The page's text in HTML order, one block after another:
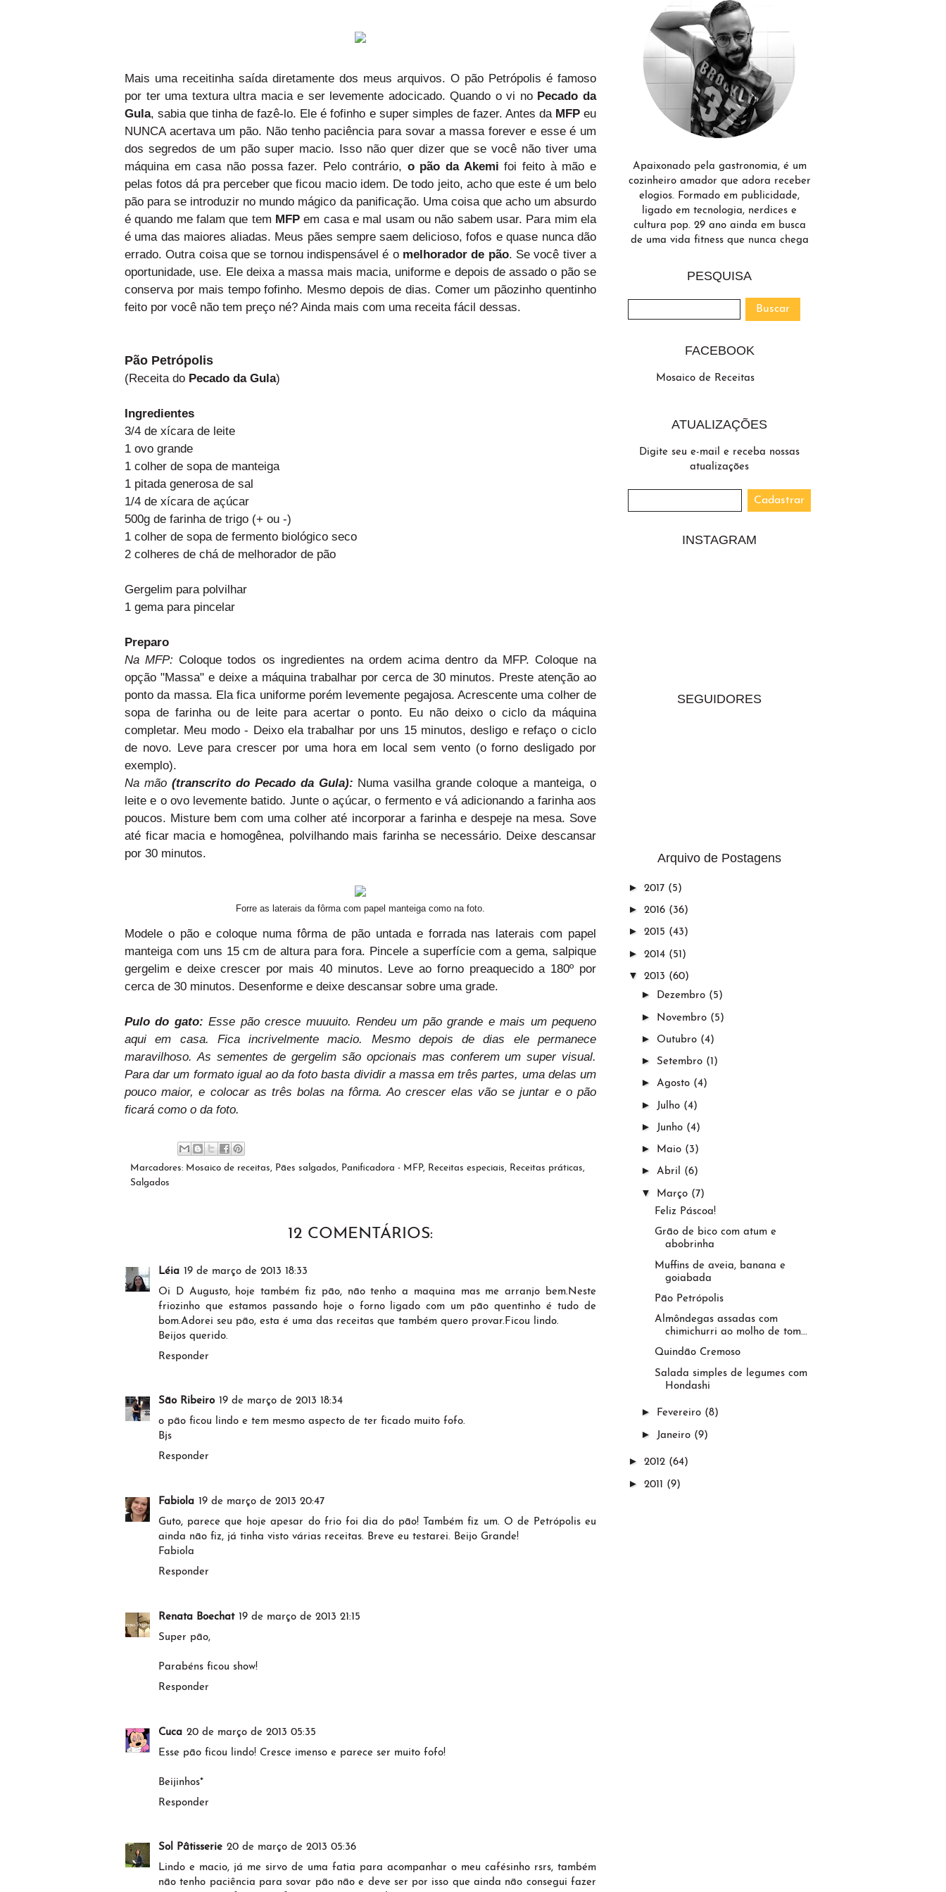
Mais uma receitinha saída diretamente dos meus arquivos. O pão Petrópolis é famoso
por ter uma textura ultra macia e ser levemente adocicado. Quando o vi no Pecado da
Gula , sabia que tinha de fazê-lo. Ele é fofinho e super simples de fazer. Antes da MFPeu
NUNCA acertava um pão. Não tenho paciência para sovar a massa forever e esse é um
dos segredos de um pão super macio. Isso não quer dizer que se você não tiver uma
máquina em casa não possa fazer. Pelo contrário, o pão da Akemi foi feito à mão e
pelas fotos dá pra perceber que ficou macio idem. De todo jeito, acho que este é um belo
pão para se introduzir no mundo mágico da panificação. Uma coisa que acho um absurdo
é quando me falam que tem MFP em casa e mal usam ou não sabem usar. Para mim ela
é uma das maiores aliadas. Meus pães sempre saem delicioso, fofos e quase nunca dão
errado. Outra coisa que se tornou indispensável é o melhorador de pão. Se você tiver a
oportunidade, use. Ele deixa a massa mais macia, uniforme e depois de assado o pão se
conserva por mais tempo fofinho. Mesmo depois de dias. Comer um pãozinho quentinho
feito por você não tem preço né? Ainda mais com uma receita fácil dessas.
Pão Petrópolis
(Receita do Pecado da Gula)
Ingredientes
3/4 de xícara de leite
1 ovo grande
1 colher de sopa de manteiga
1 pitada generosa de sal
1/4 de xícara de açúcar
500g de farinha de trigo (+ ou -)
1 colher de sopa de fermento biológico seco
2 colheres de chá de melhorador de pão
Gergelim para polvilhar
1 gema para pincelar
Preparo
Na MFP:Coloque todos os ingredientes na ordem acima dentro da MFP. Coloque na
opção "Massa" e deixe a máquina trabalhar por cerca de 30 minutos. Preste atenção ao
ponto da massa. Ela fica uniforme porém levemente pegajosa. Acrescente uma colher de
sopa de farinha ou de leite para acertar o ponto. Eu não deixo o ciclo da máquina
completar. Meu modo - Deixo ela trabalhar por uns 15 minutos, desligo e refaço o ciclo
de novo. Leve para crescer por uma hora em local sem vento (o forno desligado por
exemplo).
Na mão (transcrito do Pecado da Gula): Numa vasilha grande coloque a manteiga, o
leite e o ovo levemente batido. Junte o açúcar, o fermento e vá adicionando a farinha aos
poucos. Misture bem com uma colher até incorporar a farinha e despeje na mesa. Sove
até ficar macia e homogênea, polvilhando mais farinha se necessário. Deixe descansar
por 30 minutos.
Forre as laterais da fôrma com papel manteiga como na foto.
Modele o pão e coloque numa fôrma de pão untada e forrada nas laterais com papel
manteiga com uns 15 cm de altura para fora. Pincele a superfície com a gema, salpique
gergelim e deixe crescer por mais 40 minutos. Leve ao forno preaquecido a 180º por
cerca de 30 minutos. Desenforme e deixe descansar sobre uma grade.
Pulo do gato: Esse pão cresce muuuito. Rendeu um pão grande e mais um pequeno
aqui em casa. Fica incrivelmente macio. Mesmo depois de dias ele permanece
maravilhoso. As sementes de gergelim são opcionais mas conferem um super visual.
Para dar um formato igual ao da foto basta dividir a massa em três partes, uma delas um
pouco maior, e colocar as três bolas na fôrma. Ao crescer elas vão se juntar e o pão
ficará como o da foto.
Marcadores: Mosaico de receitas Pães salgados Panificadora - MFP, Receitas especiais Receitas práticas
Salgados
12 COMENTÁRIOS:
Léia 19 de março de 2013 18:33
Oi D Augusto, hoje também fiz pão, não tenho a maquina mas me arranjo bem.Neste
friozinho que estamos passando hoje o forno ligado com um pão quentinho é tudo de
bom.Adorei seu pão, esta é uma das receitas que também quero provar.Ficou lindo.
Beijos querido.
Responder
São Ribeiro 19 de março de 2013 18:34
o pão ficou lindo e tem mesmo aspecto de ter ficado muito fofo.
Bjs
Responder
Fabiola 19 de março de 2013 20:47
Guto, parece que hoje apesar do frio foi dia do pão! Também fiz um. O de Petrópolis eu
ainda não fiz, já tinha visto várias receitas. Breve eu testarei. Beijo Grande!
Fabiola
Responder
Renata Boechat 19 de março de 2013 21:15
Super pão,
Parabéns ficou show!
Responder
Cuca 20 de março de 2013 05:35
Esse pão ficou lindo! Cresce imenso e parece ser muito fofo!
Beijinhos*
Responder
Sol Pâtisserie 20 de março de 2013 05:36
Lindo e macio, já me sirvo de uma fatia para acompanhar o meu cafésinho rsrs, também
não tenho paciência para sovar pão não e deve ser por isso que ainda não consegui fazer
Apaixonado pela gastronomia, é um
cozinheiro amador que adora receber
elogios. Formado em publicidade,
ligado em tecnologia, nerdices e
cultura pop. 29 ano ainda em busca
de uma vida fitness que nunca chega
PESQUISA
FACEBOOK
Mosaico de Receitas
ATUALIZAÇÕES
Digite seu e-mail e receba nossas
atualizações
INSTAGRAM
SEGUIDORES
Arquivo de Postagens
► 2017 (5)
► 2016 (36)
► 2015 (43)
► 2014 (51)
▼ 2013 (60)
► Dezembro (5)
► Novembro (5)
► Outubro (4)
► Setembro (1)
► Agosto (4)
► Julho (4)
► Junho (4)
► Maio (3)
► Abril (6)
▼ Março (7)
Feliz Páscoa!
Grão de bico com atum e
abobrinha
Muffins de aveia, banana e
goiabada
Pão Petrópolis
Almôndegas assadas com
chimichurri ao molho de tom...
Quindão Cremoso
Salada simples de legumes com
Hondashi
► Fevereiro (8)
► Janeiro (9)
► 2012 (64)
► 2011 (9)